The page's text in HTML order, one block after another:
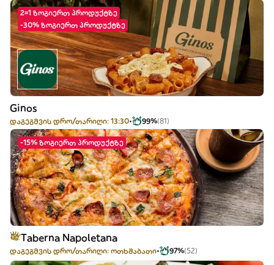
2=1 ზოგიერთ პროდუქტზე
-30% ზოგიერთ პროდუქტზე
Ginos
დაგეგმვის დრო/თარიღი: 13:30 99%(81)
-15% ზოგიერთ პროდუქტზე
Taberna Napoletana
დაგეგმვის დრო/თარიღი: ოთხშაბათი 97%(52)